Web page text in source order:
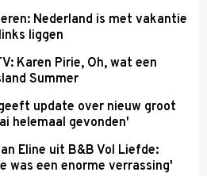
Nederland is met vakantie
liggen
Karen Pirie, Oh, wat een
Summer
update over nieuw groot
helemaal gevonden'
Eline uit B&B Vol Liefde:
was een enorme verrassing'